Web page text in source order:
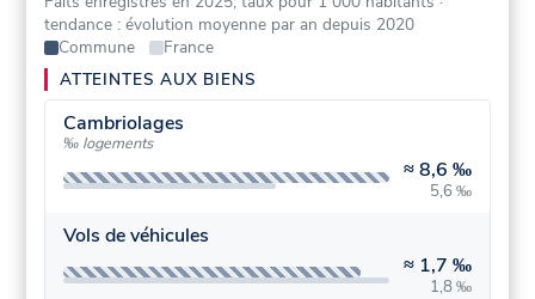
tendance : évolution moyenne par an depuis 2020
Commune
France
ATTEINTES AUX BIENS
Cambriolages
‰ logements
≈8,6 ‰
5,6 ‰
Vols de véhicules
≈ 1,7 ‰
1,8 ‰